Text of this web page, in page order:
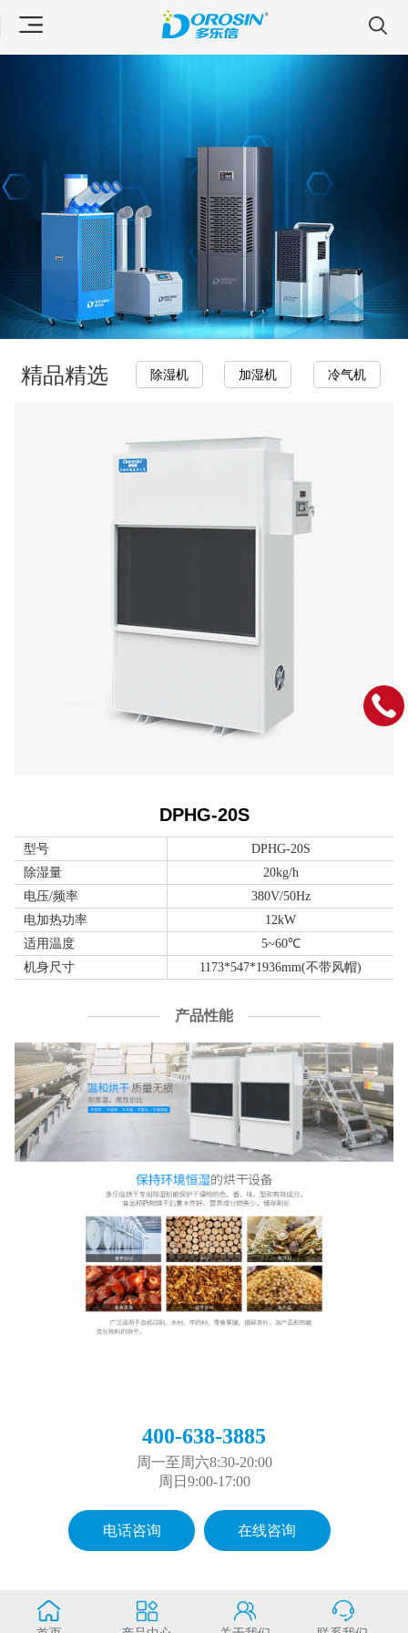
精品精选 除湿机 加湿机 冷气机
DPHG-20S
型号
DPHG-20S
除湿量
20kg/h
电压/频率
380V/50Hz
电加热功率
12kW
适用温度
5~60℃
机身尺寸
1173*547*1936mm(不带风帽)
产品性能
400-638-3885
周一至周六8:30-20:00
周日9:00-17:00
电话咨询 在线咨询